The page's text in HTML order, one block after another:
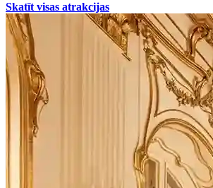
Skatīt visas atrakcijas